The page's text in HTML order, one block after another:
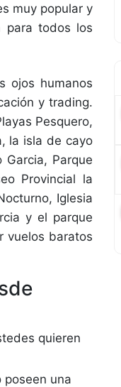
muy popular y
para todos los
ojos humanos
y trading.
Pesquero,
la isla de cayo
Garcia, Parque
Provincial la
Iglesia
y el parque
vuelos baratos
quieren
poseen una